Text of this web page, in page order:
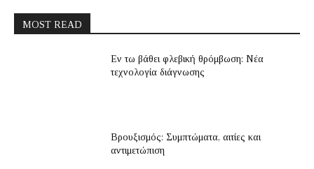
MOST READ
Εν τω βάθει φλεβική θρόμβωση: Νέα
τεχνολογία διάγνωσης
Βρουξισμός: Συμπτώματα, αιτίες και
αντιμετώπιση